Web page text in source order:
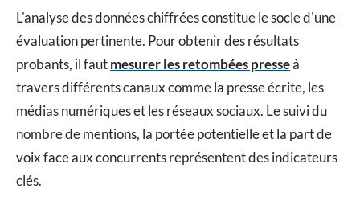
L'analyse des données chiffrées constitue le socle d'une
évaluation pertinente. Pour obtenir des résultats
probants, il fautmesurer les retombées presseà
travers différents canaux comme la presse écrite, les
médias numériques et les réseaux sociaux. Le suivi du
nombre de mentions, la portée potentielle et la part de
voix face aux concurrents représentent des indicateurs
clés.